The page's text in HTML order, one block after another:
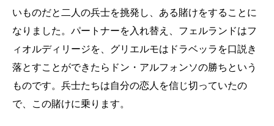
いものだと二人の兵士を挑発し、ある賭けをすることに
なりました。パートナーを入れ替え、フェルランドはフ
ィオルディリージを、グリエルモはドラベッラを口説き
落とすことができたらドン・アルフォンソの勝ちという
ものです。兵士たちは自分の恋人を信じ切っていたの
で、この賭けに乗ります。